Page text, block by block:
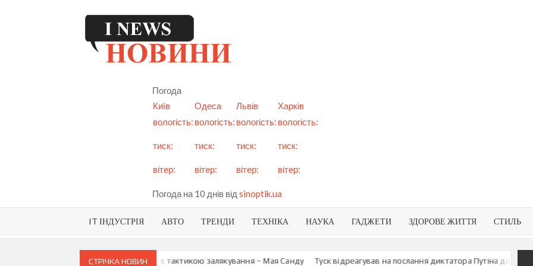
Погода
Київ
Одеса Львів
Харків
вологість:
тиск:
вітер:
вологість:
тиск:
вітер:
вологість:
тиск:
вітер:
вологість:
тиск:
вітер:
Погода на 10 днів від sinoptik.ua
IT ІНДУСТРІЯ АВТО ТРЕНДИ ТЕХНІКА НАУКА ГАДЖЕТИ ЗДОРОВЕ ЖИТТЯ СТИЛЬ
СТРІЧКА НОВИН
можливу анексію Придністров’я є тактикою залякування – Мая Санду Туск відреагував на послання диктатора Путіна до росіян